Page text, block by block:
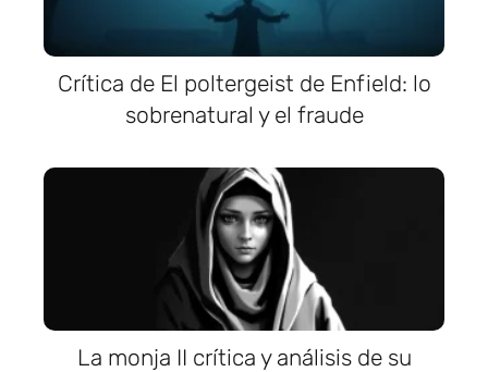
Crítica de El poltergeist de Enfield: lo
sobrenatural y el fraude
La monja II crítica y análisis de su